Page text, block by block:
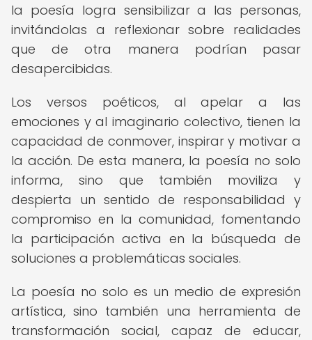
la poesía logra sensibilizar a las personas,
invitándolas a reflexionar sobre realidades
que de otra manera podrían pasar
desapercibidas.
Los versos poéticos, al apelar a las
emociones y al imaginario colectivo, tienen la
capacidad de conmover, inspirar y motivar a
la acción. De esta manera, la poesía no solo
informa, sino que también moviliza y
despierta un sentido de responsabilidad y
compromiso en la comunidad, fomentando
la participación activa en la búsqueda de
soluciones a problemáticas sociales.
La poesía no solo es un medio de expresión
artística, sino también una herramienta de
transformación social, capaz de educar,